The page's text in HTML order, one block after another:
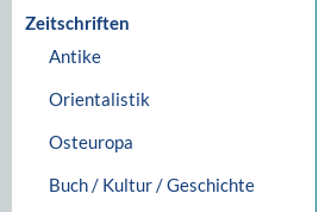
Zeitschriften
Antike
Orientalistik
Osteuropa
Buch / Kultur / Geschichte